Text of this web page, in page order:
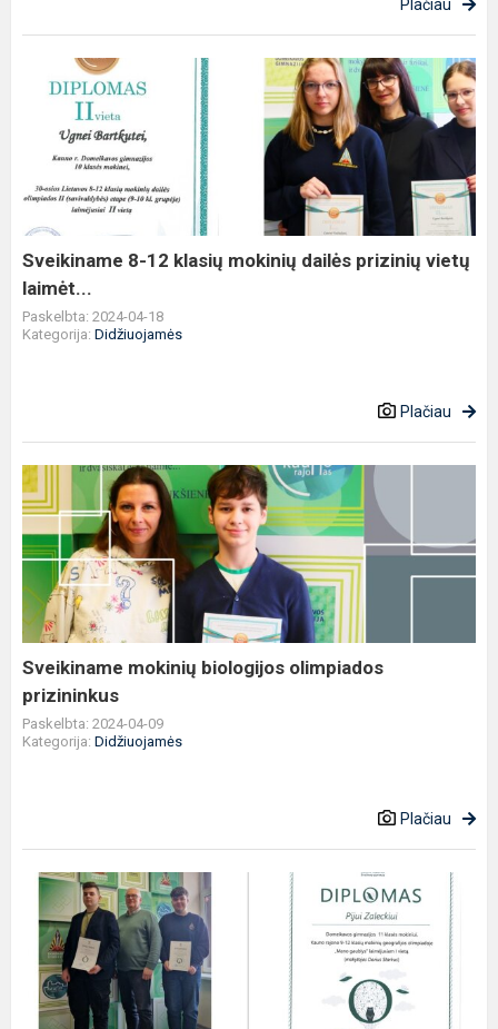
Plačiau
Sveikiname
klasių
mokinių
dailės
prizinių
vietų
laimėt...
Sveikiname 8-12 klasių mokinių dailės prizinių vietų
laimėt...
Paskelbta: 2024-04-18
Kategorija: Didžiuojamės
Plačiau
Sveikiname
mokinių
biologijos
olimpiados
prizininkus
Sveikiname mokinių biologijos olimpiados
prizininkus
Paskelbta: 2024-04-09
Kategorija: Didžiuojamės
Plačiau
Sveikiname
mokinius
Pijų
Zaleckį
Julių